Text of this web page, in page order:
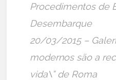
Procedimentos de
Desembarque
20/03/2015 –
modernos são a
vida\” de Roma